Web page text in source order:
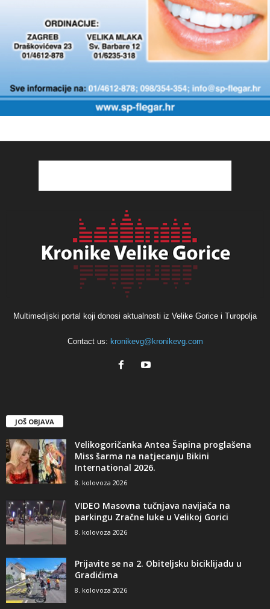
Multimedijski portal koji donosi aktualnosti iz Velike Gorice i Turopolja
Contact us: kronikevg@kronikevg.com
JOŠ OBJAVA
Velikogoričanka Antea Šapina proglašena
Miss šarma na natjecanju Bikini
International 2026.
8. kolovoza 2026
VIDEO Masovna tučnjava navijača na
parkingu Zračne luke u Velikoj Gorici
8. kolovoza 2026
Prijavite se na 2. Obiteljsku biciklijadu u
Gradićima
8. kolovoza 2026